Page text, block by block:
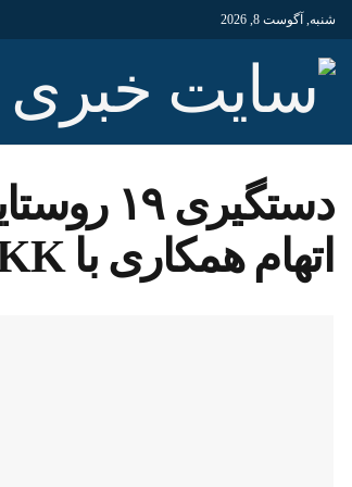
شنبه, آگوست 8, 2026
اتهام همکاری با PKK